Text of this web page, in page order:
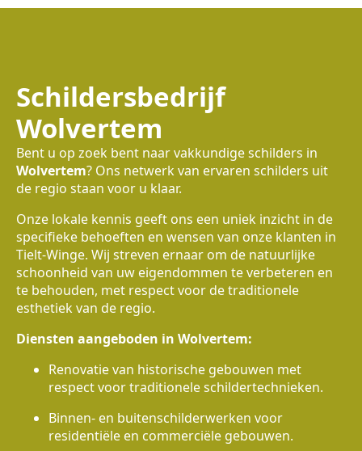
Schildersbedrijf
Wolvertem
Bent u op zoek bent naar vakkundige schilders in
Wolvertem? Ons netwerk van ervaren schilders uit
de regio staan voor u klaar.
Onze lokale kennis geeft ons een uniek inzicht in de
specifieke behoeften en wensen van onze klanten in
Tielt-Winge. Wij streven ernaar om de natuurlijke
schoonheid van uw eigendommen te verbeteren en
te behouden, met respect voor de traditionele
esthetiek van de regio.
Diensten aangeboden in Wolvertem:
Renovatie van historische gebouwen met
respect voor traditionele schildertechnieken.
Binnen- en buitenschilderwerken voor
residentiële en commerciële gebouwen.